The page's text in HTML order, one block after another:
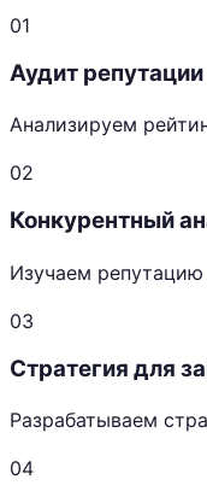
01
Аудит
Анализируем
02
Конкурентный
Изучаем
03
Стратегия для
Разрабатываем
04